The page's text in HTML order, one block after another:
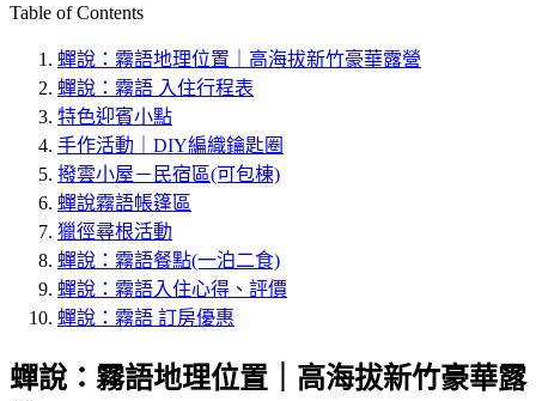
Table of Contents
蟬說：霧語地理位置｜高海拔新竹豪華露營
蟬說：霧語 入住行程表
特色迎賓小點
手作活動｜DIY編織鑰匙圈
撥雲小屋－民宿區(可包棟)
蟬說霧語帳篷區
獵徑尋根活動
蟬說：霧語餐點(一泊二食)
蟬說：霧語入住心得、評價
蟬說：霧語 訂房優惠
蟬說：霧語地理位置｜高海拔新竹豪華露